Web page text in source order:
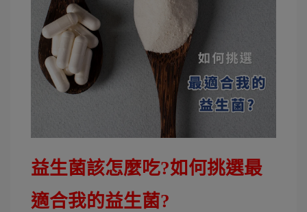
益生菌該怎麼吃?如何挑選最
適合我的益生菌?